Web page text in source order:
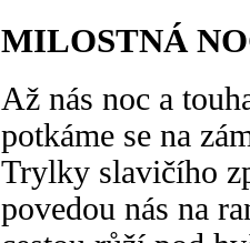
MILOSTNÁ
Až nás noc a
potkáme se na
Trylky slavičího
povedou nás na